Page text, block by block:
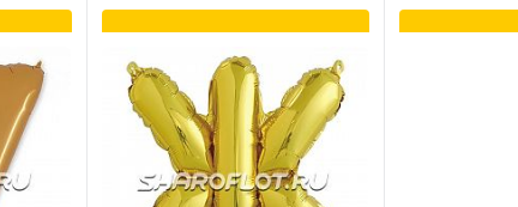
Купить в 1 клик
В избранное
В наличии